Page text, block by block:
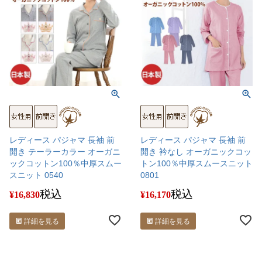
レディース パジャマ 長袖 前
開き テーラーカラー オーガニ
ックコットン100％中厚スムー
スニット 0540
¥16,830税込
詳細を見る
レディース パジャマ 長袖 前
開き 衿なし オーガニックコッ
トン100％中厚スムースニット
0801
¥16,170税込
詳細を見る